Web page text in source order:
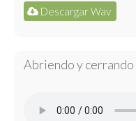
Descargar Wav
Abriendo y cerrando